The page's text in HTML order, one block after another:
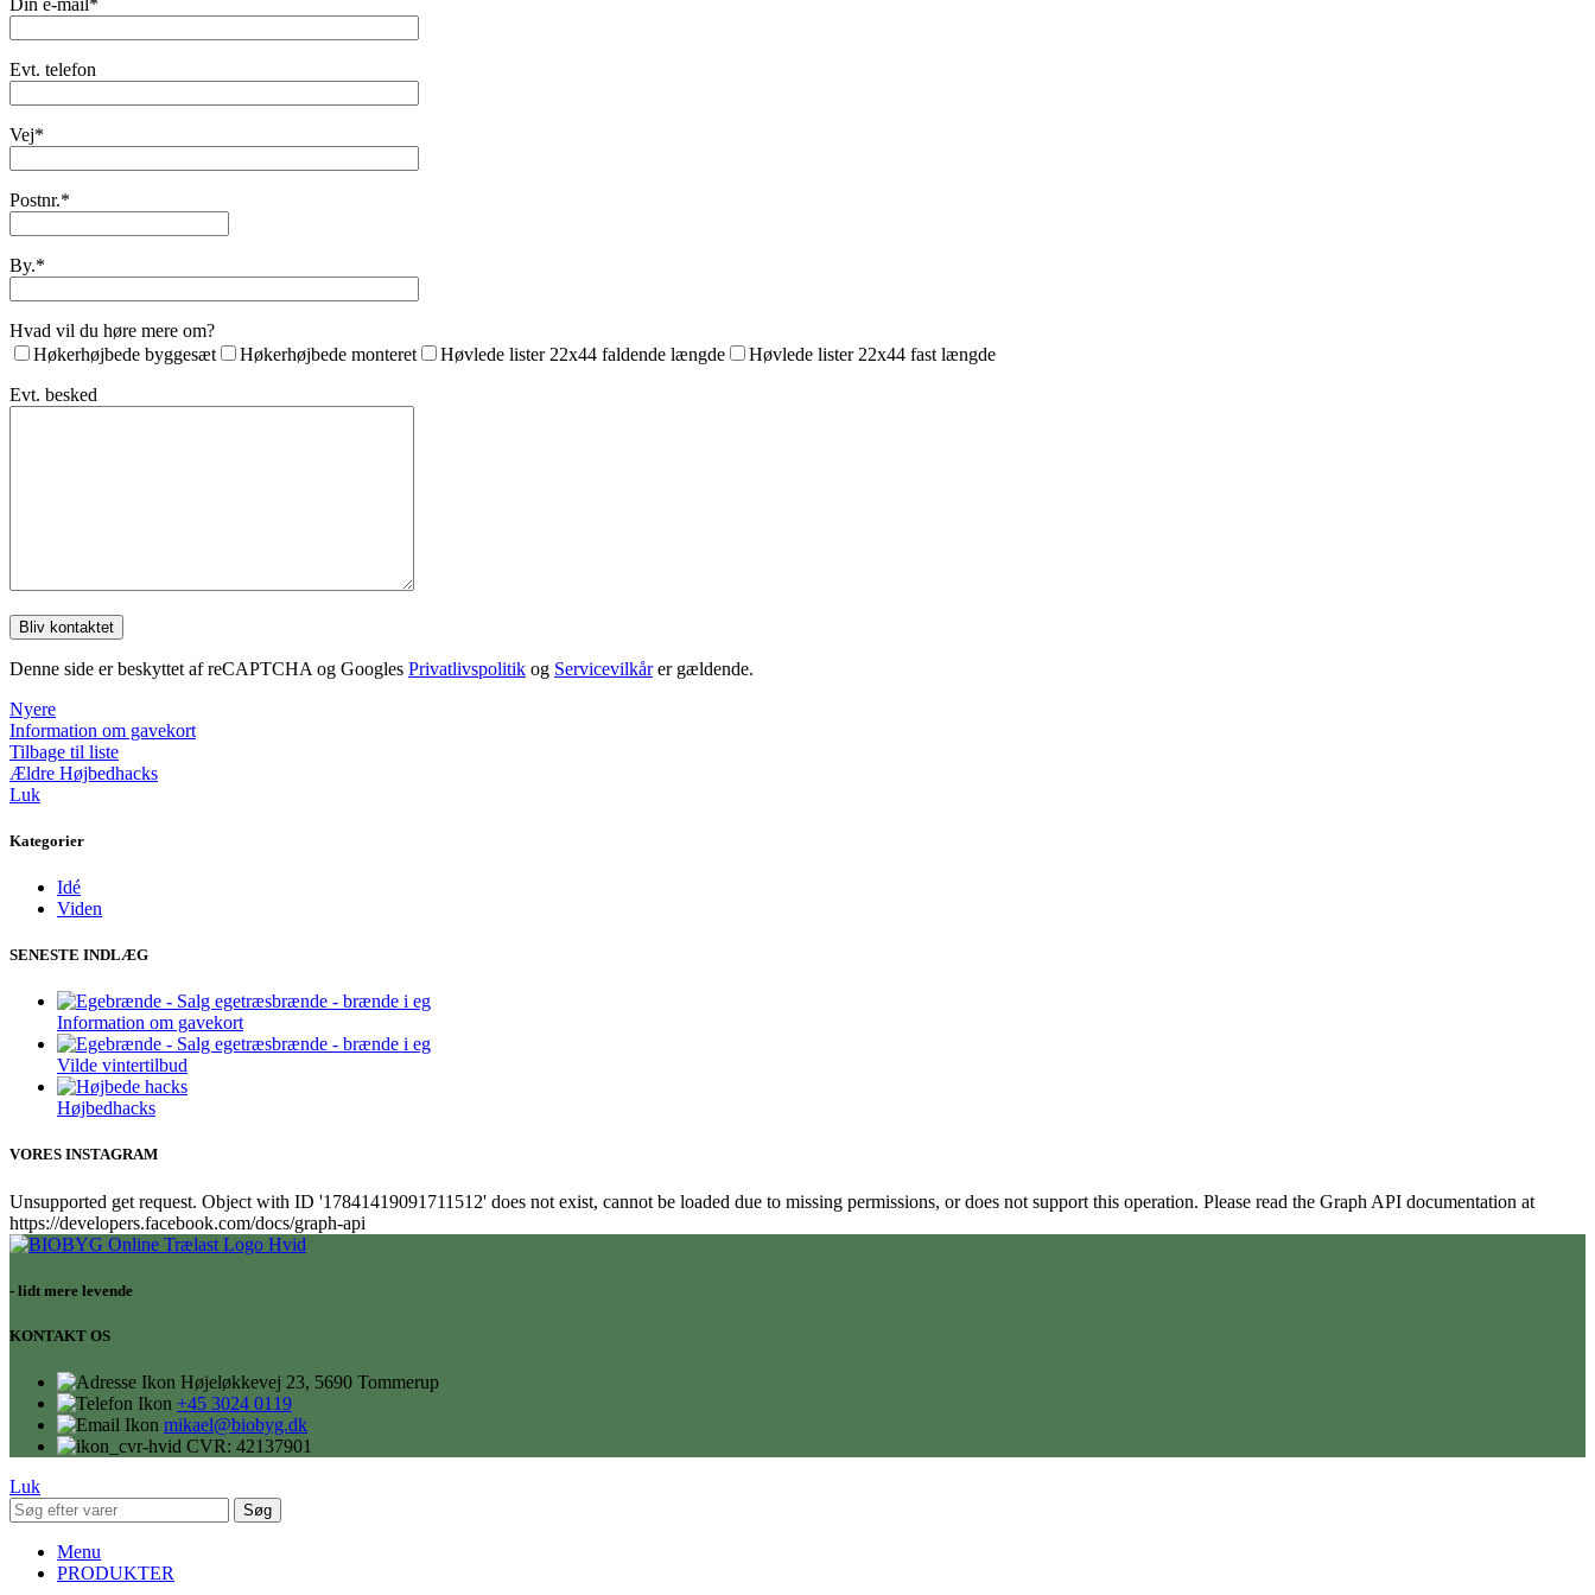
Evt. telefon
Vej*
Postnr.*
By.*
Hvad vil du høre mere om?
Høkerhøjbede byggesæt
Høkerhøjbede monteret Høvlede lister 22x44 faldende længde
Høvlede lister 22x44 fast længde
Evt. besked
Denne side er beskyttet af reCAPTCHA og Googles Privatlivspolitik og Servicevilkårer gældende.
Nyere
Information om gavekort
Tilbage til liste
Ældre Højbedhacks
Luk
Kategorier
Idé
Viden
SENESTE INDLÆG
Information om gavekort
Vilde vintertilbud
Højbedhacks
VORES INSTAGRAM
Unsupported get request. Object with ID '17841419091711512' does not exist, cannot be loaded due to missing permissions, or does not support this operation. Please read the Graph API documentation at
https://developers.facebook.com/docs/graph-api
- lidt mere levende
KONTAKT OS
Højeløkkevej 23, 5690 Tommerup
+45 3024 0119
mikael@biobyg.dk
CVR: 42137901
Luk
Søg
Menu
PRODUKTER